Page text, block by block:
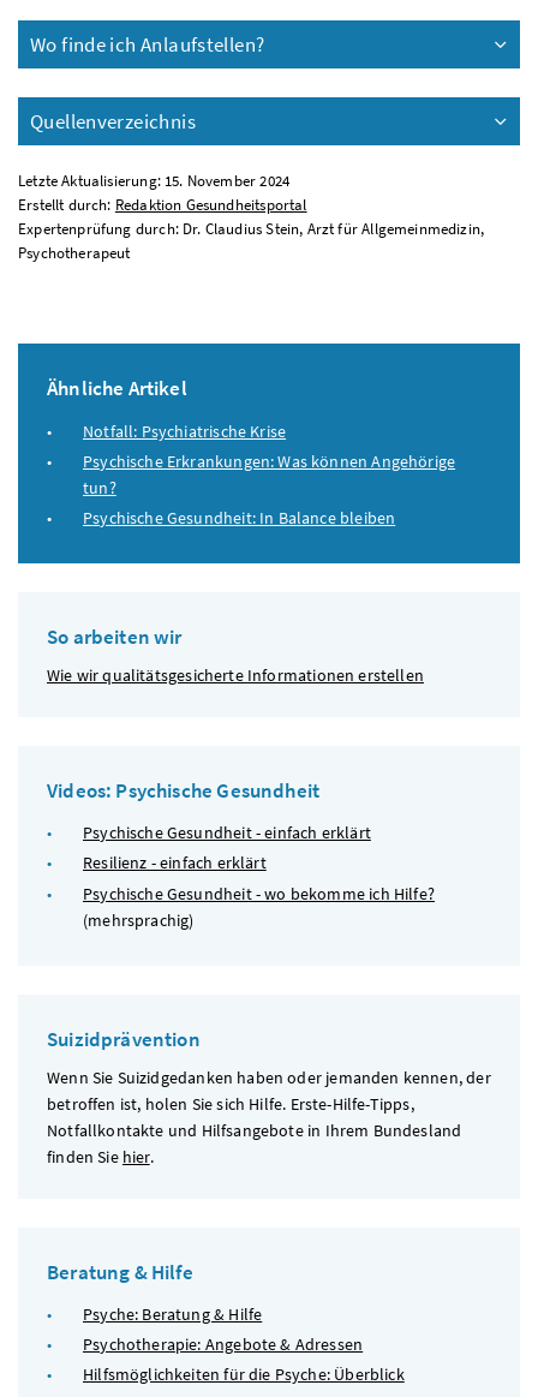
Wo finde ich Anlaufstellen?
Quellenverzeichnis
Letzte Aktualisierung: 15. November 2024
Erstellt durch: Redaktion Gesundheitsportal
Expertenprüfung durch: Dr. Claudius Stein, Arzt für Allgemeinmedizin,
Psychotherapeut
Ähnliche Artikel
Notfall: Psychiatrische Krise
Psychische Erkrankungen: Was können Angehörige
tun?
Psychische Gesundheit: In Balance bleiben
So arbeiten wir
Wie wir qualitätsgesicherte Informationen erstellen
Videos: Psychische Gesundheit
Psychische Gesundheit - einfach erklärt
Resilienz - einfach erklärt
Psychische Gesundheit - wo bekomme ich Hilfe?
(mehrsprachig)
Suizidprävention
Wenn Sie Suizidgedanken haben oder jemanden kennen, der
betroffen ist, holen Sie sich Hilfe. Erste-Hilfe-Tipps,
Notfallkontakte und Hilfsangebote in Ihrem Bundesland
finden Sie hier.
Beratung & Hilfe
Psyche: Beratung & Hilfe
Psychotherapie: Angebote & Adressen
Hilfsmöglichkeiten für die Psyche: Überblick